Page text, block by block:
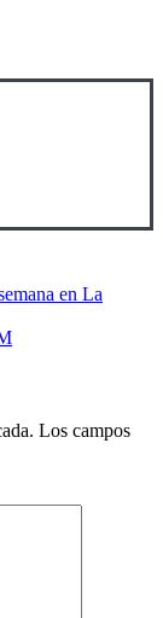
en La
Los campos